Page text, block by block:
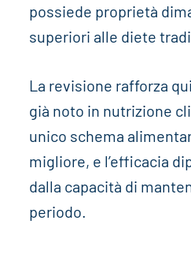
possiede proprietà
superiori alle diete
La revisione rafforza
già noto in nutrizione
unico schema
migliore, e l’efficacia
dalla capacità di
periodo.